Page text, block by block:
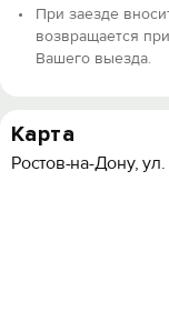
При заезде
возвращается
Вашего выезда.
Карта
Ростов-на-Дону,